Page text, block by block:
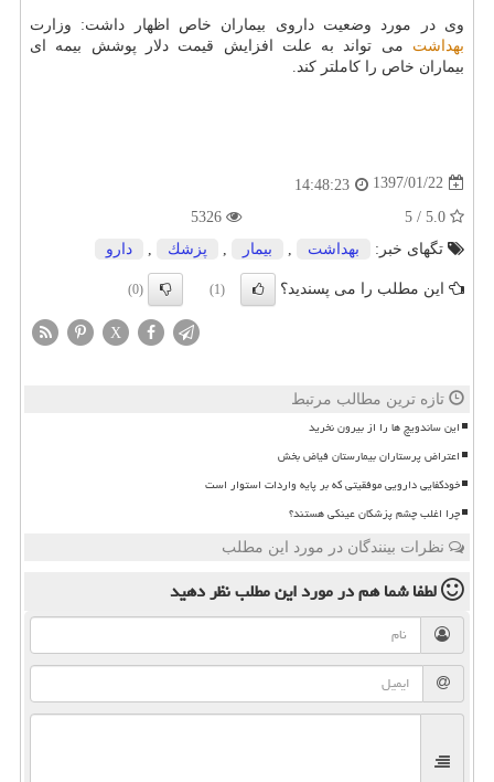
وی در مورد وضعیت داروی بیماران خاص اظهار داشت: وزارت
بهداشت می تواند به علت افزایش قیمت دلار پوشش بیمه ای
بیماران خاص را كاملتر كند.
1397/01/22
14:48:23
تگهای خبر:
بهداشت بیمار پزشك دارو
این مطلب را می پسندید؟ (1)
(0)
X
تازه ترین مطالب مرتبط
این ساندویچ ها را از بیرون نخرید
اعتراض پرستاران بیمارستان فیاض بخش
خودکفایی دارویی موفقیتی که بر پایه واردات استوار است
چرا اغلب چشم پزشکان عینکی هستند؟
نظرات بینندگان در مورد این مطلب
لطفا شما همدر مورد این مطلبنظر دهید